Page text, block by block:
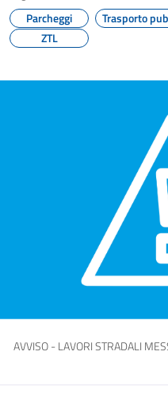
Parcheggi Trasporto
ZTL
AVVISO - LAVORI STRADALI